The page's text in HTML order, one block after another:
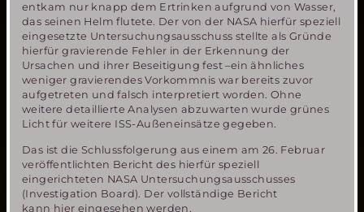
entkam nur knapp dem Ertrinken aufgrund von Wasser,
das seinen Helm flutete. Der von der NASA hierfür speziell
eingesetzte Untersuchungsausschuss stellte als Gründe
hierfür gravierende Fehler in der Erkennung der
Ursachen und ihrer Beseitigung fest –ein ähnliches
weniger gravierendes Vorkommnis war bereits zuvor
aufgetreten und falsch interpretiert worden. Ohne
weitere detaillierte Analysen abzuwarten wurde grünes
Licht für weitere ISS-Außeneinsätze gegeben.
Das ist die Schlussfolgerung aus einem am 26. Februar
veröffentlichten Bericht des hierfür speziell
eingerichteten NASA Untersuchungsausschusses
(Investigation Board). Der vollständige Bericht
kann hier eingesehen werden.